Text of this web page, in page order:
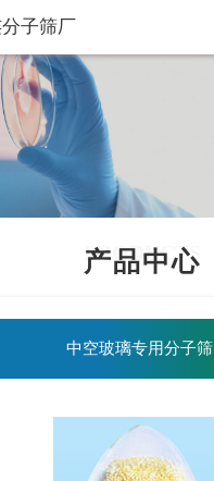
子筛厂
PRODUCTS
产品中心
中空玻璃专用分子筛